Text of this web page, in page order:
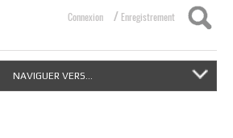
Connexion / Enregistrement
NAVIGUER VERS...